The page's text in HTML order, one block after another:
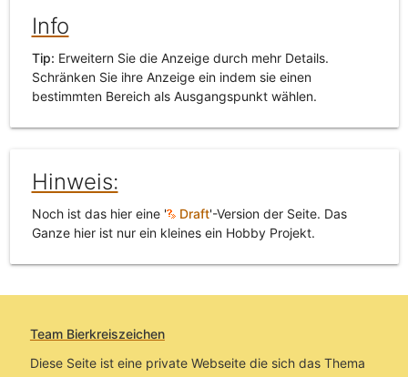
Info
Tip: Erweitern Sie die Anzeige durch mehr Details.
Schränken Sie ihre Anzeige ein indem sie einen
bestimmten Bereich als Ausgangspunkt wählen.
Hinweis:
Noch ist das hier eine ' Draft'-Version der Seite. Das
Ganze hier ist nur ein kleines ein Hobby Projekt.
Team Bierkreiszeichen
Diese Seite ist eine private Webseite die sich das Thema